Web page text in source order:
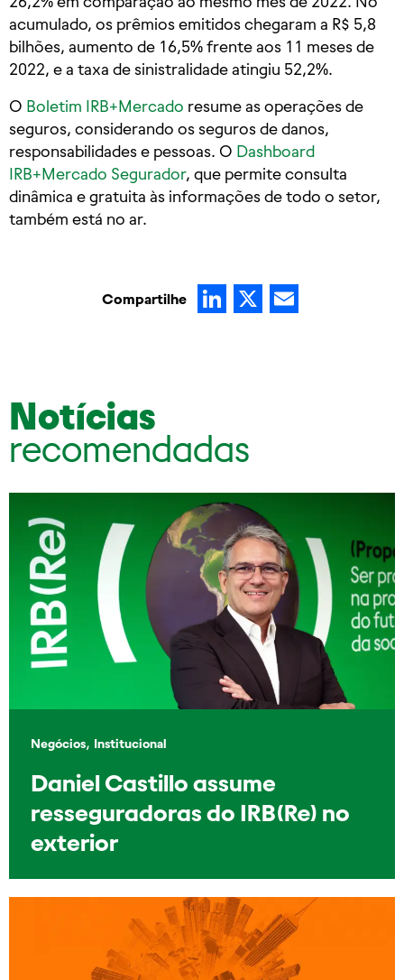
acumulado, os prêmios emitidos chegaram a R$ 5,8
bilhões, aumento de 16,5% frente aos 11 meses de
2022, e a taxa de sinistralidade atingiu 52,2%.
O Boletim IRB+Mercado resume as operações de
seguros, considerando os seguros de danos,
responsabilidades e pessoas. O Dashboard
IRB+Mercado Segurador, que permite consulta
dinâmica e gratuita às informações de todo o setor,
também está no ar.
Compartilhe LinkedIn
X
Notícias
recomendadas
Negócios, Institucional
Daniel Castillo assume
resseguradoras do IRB(Re) no
exterior